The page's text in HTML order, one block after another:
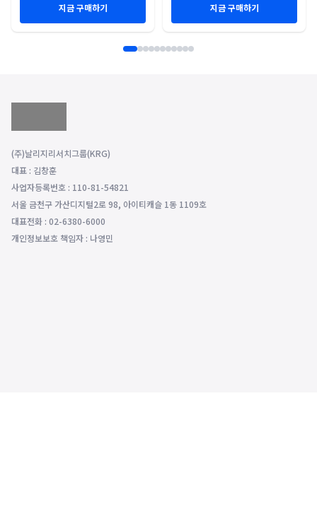
지금 구매하기 지금 구매하기
(주)날리지리서치그룹(KRG)
대표 : 김창훈
사업자등록번호 : 110-81-54821
서울 금천구 가산디지털2로 98, 아이티캐슬 1동 1109호
대표전화 : 02-6380-6000
개인정보보호 책임자 : 나영민